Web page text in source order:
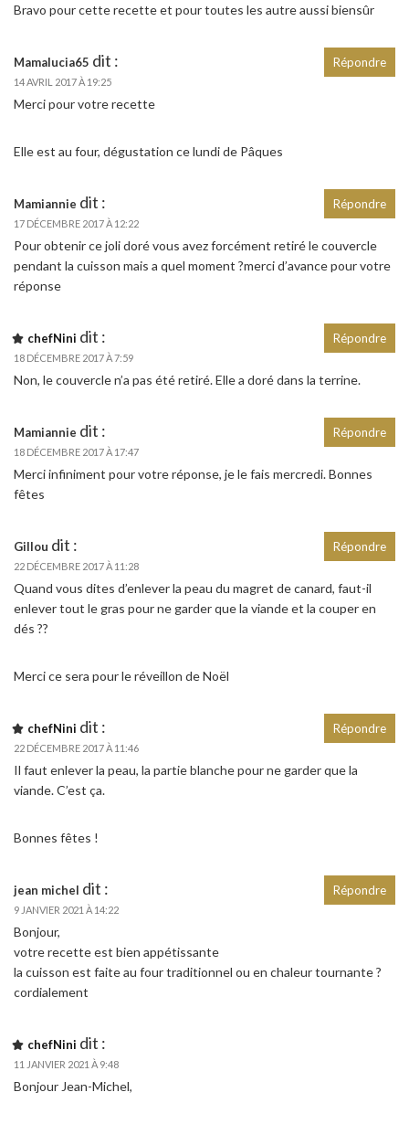
Bravo pour cette recette et pour toutes les autre aussi biensûr
Mamalucia65 dit :
14 AVRIL 2017 À 19:25
Merci pour votre recette
Elle est au four, dégustation ce lundi de Pâques
Répondre
Mamiannie dit :
17 DÉCEMBRE 2017 À 12:22
Pour obtenir ce joli doré vous avez forcément retiré le couvercle
pendant la cuisson mais a quel moment ?merci d’avance pour votre
réponse
Répondre
chefNini dit :
18 DÉCEMBRE 2017 À 7:59
Non, le couvercle n’a pas été retiré. Elle a doré dans la terrine.
Répondre
Mamiannie dit :
18 DÉCEMBRE 2017 À 17:47
Merci infiniment pour votre réponse, je le fais mercredi. Bonnes
fêtes
Répondre
Gillou dit :
22 DÉCEMBRE 2017 À 11:28
Quand vous dites d’enlever la peau du magret de canard, faut-il
enlever tout le gras pour ne garder que la viande et la couper en
dés ??
Merci ce sera pour le réveillon de Noël
Répondre
chefNini dit :
22 DÉCEMBRE 2017 À 11:46
Il faut enlever la peau, la partie blanche pour ne garder que la
viande. C’est ça.
Bonnes fêtes !
Répondre
jean michel dit :
9 JANVIER 2021 À 14:22
Bonjour,
votre recette est bien appétissante
la cuisson est faite au four traditionnel ou en chaleur tournante ?
cordialement
Répondre
chefNini dit :
11 JANVIER 2021 À 9:48
Bonjour Jean-Michel,